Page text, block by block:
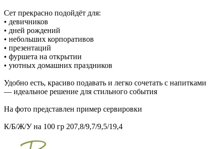
Сет прекрасно подойдёт для:
• девичников
• дней рождений
• небольших корпоративов
• презентаций
• фуршета на открытии
• уютных домашних праздников
Удобно есть, красиво подавать и легко сочетать с напитками
— идеальное решение для стильного события
На фото представлен пример сервировки
К/Б/Ж/У на 100 гр 207,8/9,7/9,5/19,4